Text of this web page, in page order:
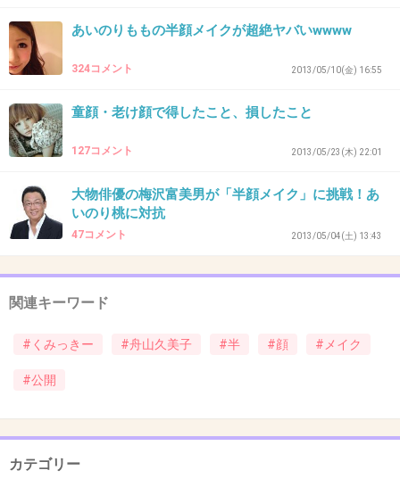
+129
誰？
32. 匿名2013/07/30(火) 23:00:13
25
魚みたいで気持ち悪い
化粧しても、全然可愛くないんですがｗｗ
あいのりももの半顔メイクが超絶ヤバいwwww
324コメント 2013/05/10(金) 16:55
童顔・老け顔で得したこと、損したこと
127コメント 2013/05/23(木) 22:01
大物俳優の梅沢富美男が「半顔メイク」に挑戦！あ
いのり桃に対抗
47コメント 2013/05/04(土) 13:43
関連キーワード
#くみっきー #舟山久美子 #半 #顔 #メイク
#公開
カテゴリー